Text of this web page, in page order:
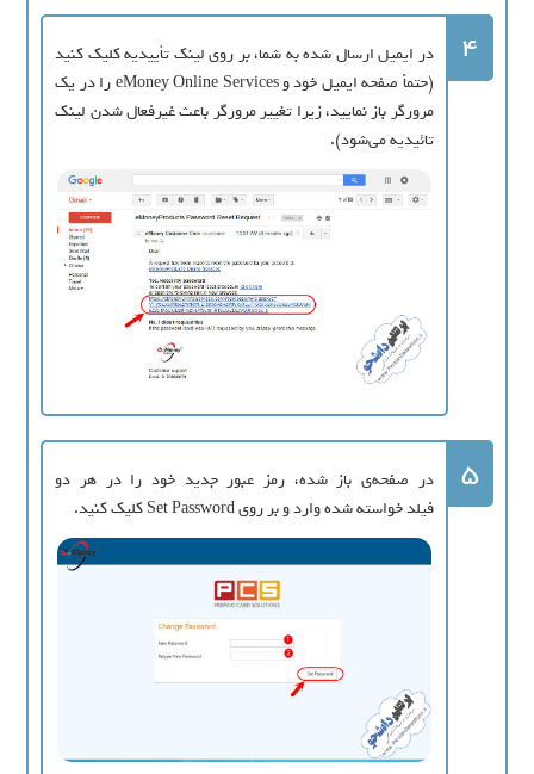
4
در ایمیل ارسال شده به شما، بر روی لینک تأییدیه کلیک کنید
(حتماً صفحه ایمیل خود و eMoney Online Services را در یک
مرورگر باز نمایید، زیرا تغییر مرورگر باعث غیرفعال شدن لینک
تائیدیه می‌شود).
5
در صفحه‌ی باز شده، رمز عبور جدید خود را در هر دو
فیلد خواسته شده وارد و بر روی Set Password کلیک کنید.